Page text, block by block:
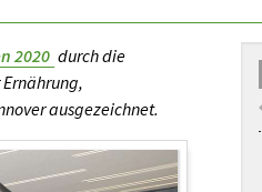
2020 durch die
ausgezeichnet.